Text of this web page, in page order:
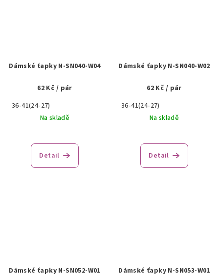
Dámské ťapky N-SN040-W04
62 Kč / pár
36-41(24-27)
Na skladě
Detail
Dámské ťapky N-SN040-W02
62 Kč / pár
36-41(24-27)
Na skladě
Detail
Dámské ťapky N-SN052-W01 Dámské ťapky N-SN053-W01